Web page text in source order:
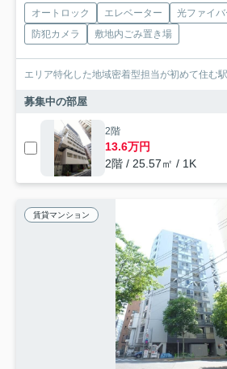
オートロック エレベーター 光ファイバ
防犯カメラ
敷地内ごみ置き場
エリア特化した地域密着型担当が初めて住む
募集中の部屋
2階
13.6万円
2階 / 25.57㎡ / 1K
賃貸マンション